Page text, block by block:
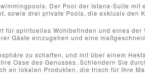
Der Pool der Istana-Suite
sowie drei private Pools, die exklusiv den
für spirituelles Wohlbefinden und eines
Gäste einzugehen und eine
zu schaffen, und mit über einem
Oase des Genusses. Schlendern Sie
an lokalen Produkten, die frisch für Ihre